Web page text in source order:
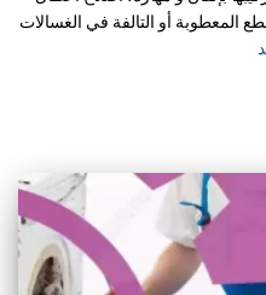
المعطوبة أو التالفة في الغسالات